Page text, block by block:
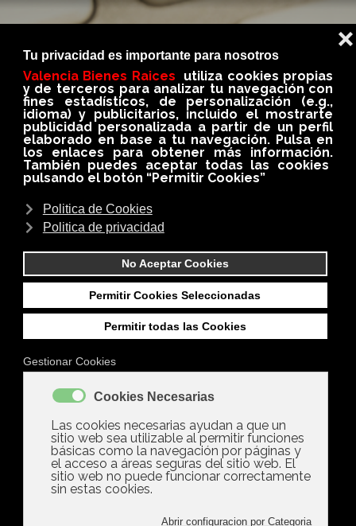
BLOG
En nuestro BLOG conseguirás siempre información
importante, util e interesante del medio
inmobiliario
Comunidades
de Vecinos (20)